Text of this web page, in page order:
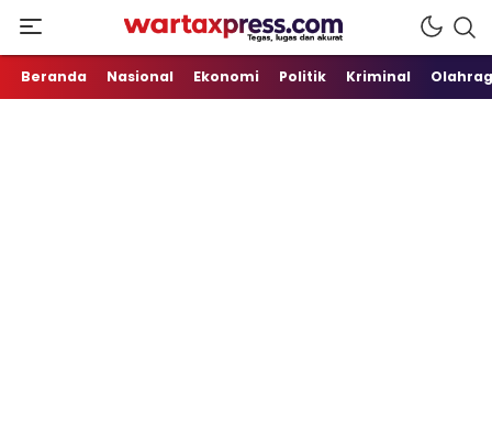
WartaXpress
Tegas, Lugas dan Akurat
Beranda Nasional Ekonomi Politik Kriminal